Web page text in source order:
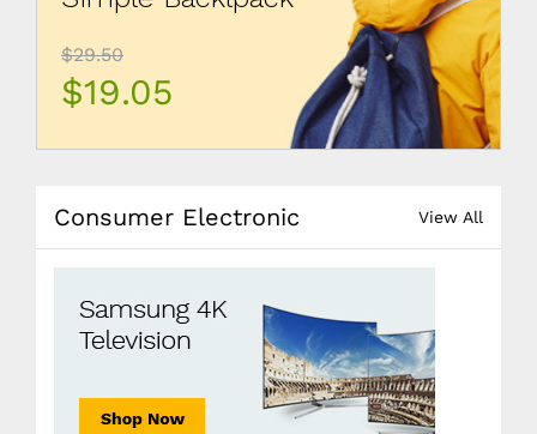
$29.50
$19.05
Consumer Electronic View All